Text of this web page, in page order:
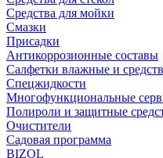
Средства для мойки
Смазки
Присадки
Антикоррозионные составы
Салфетки влажные и
Спецжидкости
Многофункциональные
Полироли и защитные
Очистители
Садовая программа
BIZOL